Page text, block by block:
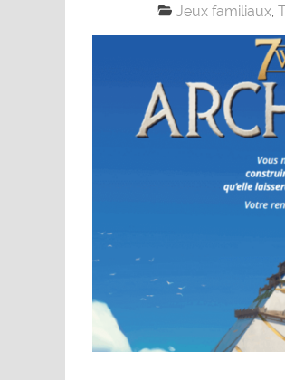
Jeux familiaux,